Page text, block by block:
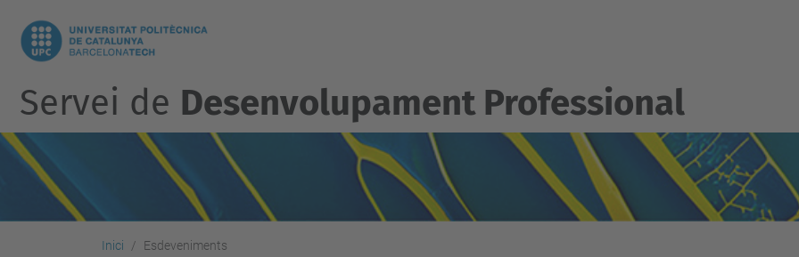
Servei de Desenvolupament Professional
Inici Esdeveniments